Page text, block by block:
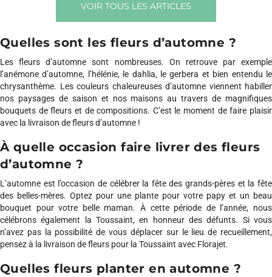
VOIR TOUS LES ARTICLES
Quelles sont les fleurs d’automne ?
Les fleurs d’automne sont nombreuses. On retrouve par exemple
l’anémone d’automne, l’hélénie, le dahlia, le gerbera et bien entendu le
chrysanthème. Les couleurs chaleureuses d’automne viennent habiller
nos paysages de saison et nos maisons au travers de magnifiques
bouquets de fleurs et de compositions. C’est le moment de faire plaisir
avec la livraison de fleurs d’automne !
À quelle occasion faire livrer des fleurs
d’automne ?
L’automne est l’occasion de célébrer la fête des grands-pères et la fête
des belles-mères. Optez pour une plante pour votre papy et un beau
bouquet pour votre belle maman. À cette période de l’année, nous
célébrons également la Toussaint, en honneur des défunts. Si vous
n’avez pas la possibilité de vous déplacer sur le lieu de recueillement,
pensez à la livraison de fleurs pour la Toussaint avec Florajet.
Quelles fleurs planter en automne ?